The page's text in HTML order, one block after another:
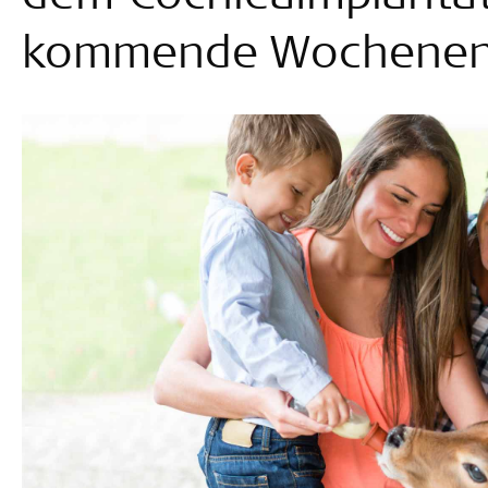
kommende